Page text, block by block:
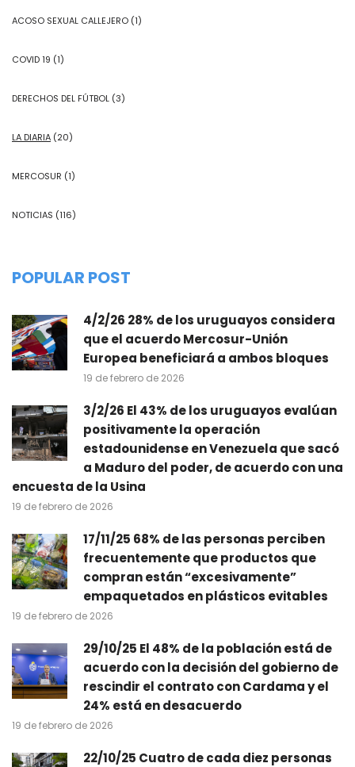
ACOSO SEXUAL CALLEJERO (1)
COVID 19 (1)
DERECHOS DEL FÚTBOL (3)
LA DIARIA (20)
MERCOSUR (1)
NOTICIAS (116)
POPULAR POST
4/2/26 28% de los uruguayos considera
que el acuerdo Mercosur-Unión
Europea beneficiará a ambos bloques
19 de febrero de 2026
3/2/26 El 43% de los uruguayos evalúan
positivamente la operación
estadounidense en Venezuela que sacó
a Maduro del poder, de acuerdo con una
encuesta de la Usina
19 de febrero de 2026
17/11/25 68% de las personas perciben
frecuentemente que productos que
compran están “excesivamente”
empaquetados en plásticos evitables
19 de febrero de 2026
29/10/25 El 48% de la población está de
acuerdo con la decisión del gobierno de
rescindir el contrato con Cardama y el
24% está en desacuerdo
19 de febrero de 2026
22/10/25 Cuatro de cada diez personas